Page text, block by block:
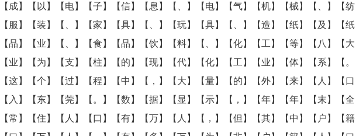
【成】【以】【电】【子】【信】【息】【、】【电】【气】【机】【械】【、】【纺
【服】【装】【、】【家】【具】【、】【玩】【具】【、】【造】【纸】【及】【纸
【品】【业】【、】【食】【品】【饮】【料】【、】【化】【工】【等】【八】【大
【业】【为】【支】【柱】【的】【现】【代】【化】【工】【业】【体】【系】【。
【这】【个】【过】【程】【中】【，】【大】【量】【的】【外】【来】【人】【口
【入】【东】【莞】【。】【数】【据】【显】【示】【，】【年】【年】【末】【全
【常】【住】【人】【口】【有】【万】【人】【，】【但】【其】【中】【户】【籍